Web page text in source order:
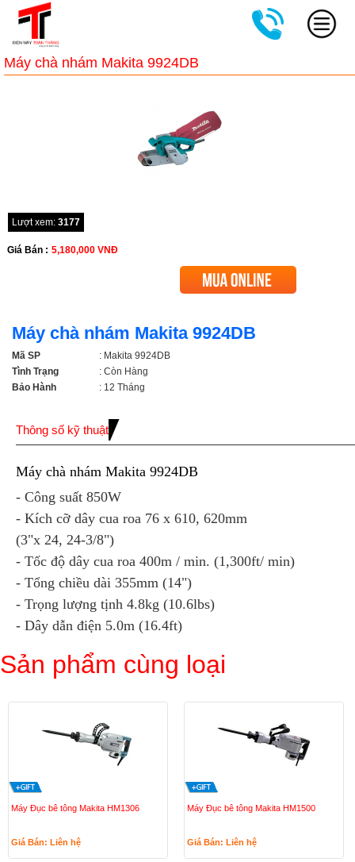
Máy chà nhám Makita 9924DB
Lượt xem: 3177
Giá Bán : 5,180,000 VNĐ
Máy chà nhám Makita 9924DB
Mã SP
: Makita 9924DB
Tình Trạng
: Còn Hàng
Bảo Hành
: 12 Tháng
Thông số kỹ thuật
Máy chà nhám Makita 9924DB
- Công suất 850W
- Kích cỡ dây cua roa 76 x 610, 620mm
(3"x 24, 24-3/8")
- Tốc độ dây cua roa 400m / min. (1,300ft/ min)
- Tổng chiều dài 355mm (14")
- Trọng lượng tịnh 4.8kg (10.6lbs)
- Dây dẫn điện 5.0m (16.4ft)
Sản phẩm cùng loại
Máy Đục bê tông Makita HM1306
Giá Bán: Liên hệ
Máy Đục bê tông Makita HM1500
Giá Bán: Liên hệ